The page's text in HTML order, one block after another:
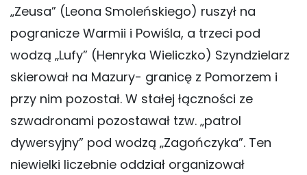
„Zeusa” (Leona Smoleńskiego) ruszył na
pogranicze Warmii i Powiśla, a trzeci pod
wodzą „Lufy” (Henryka Wieliczko) Szyndzielarz
skierował na Mazury- granicę z Pomorzem i
przy nim pozostał. W stałej łączności ze
szwadronami pozostawał tzw. „patrol
dywersyjny” pod wodzą „Zagończyka”. Ten
niewielki liczebnie oddział organizował